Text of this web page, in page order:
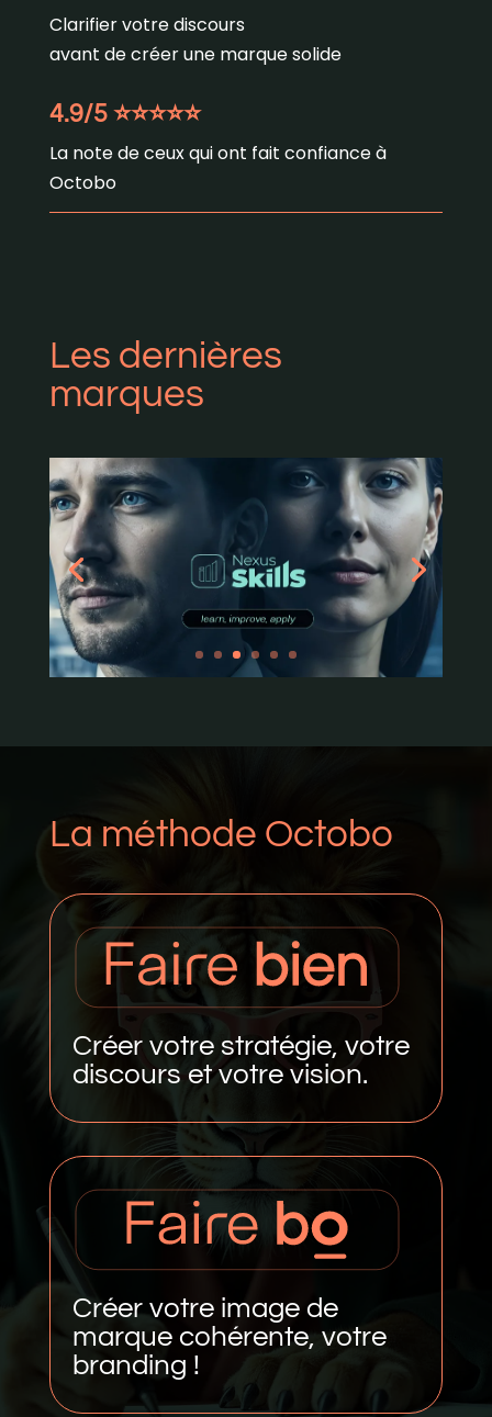
Clarifier votre discours
avant de créer une marque solide
4.9/5 ⭐️⭐️⭐️⭐️⭐️
La note de ceux qui ont fait confiance à
Octobo
Les dernières
marques
La méthode Octobo
Créer votre stratégie, votre
discours et votre vision.
Créer votre image de
marque cohérente, votre
branding !